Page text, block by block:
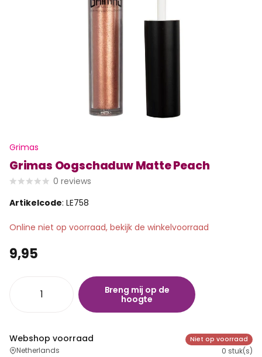
Grimas
Grimas Oogschaduw Matte Peach
0 reviews
Artikelcode: LE758
Online niet op voorraad, bekijk de winkelvoorraad
9,95
Breng mij op de
hoogte
Webshop voorraad
Netherlands
Niet op voorraad
0 stuk(s)